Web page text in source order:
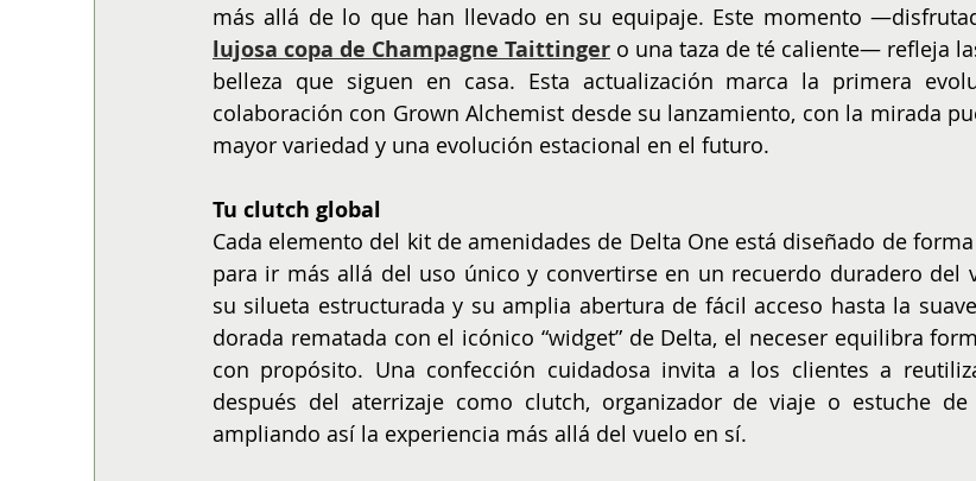
más allá de lo que han llevado en su equipaje. Este momento
lujosa copa de Champagne Taittinger o una taza de té caliente— refleja
belleza que siguen en casa. Esta actualización marca la primera
colaboración con Grown Alchemist desde su lanzamiento, con la mirada
mayor variedad y una evolución estacional en el futuro.
Tu clutch global
Cada elemento del kit de amenidades de Delta One está diseñado de
para ir más allá del uso único y convertirse en un recuerdo duradero del
su silueta estructurada y su amplia abertura de fácil acceso hasta la
dorada rematada con el icónico “widget” de Delta, el neceser equilibra
con propósito. Una confección cuidadosa invita a los clientes a
después del aterrizaje como clutch, organizador de viaje o estuche
ampliando así la experiencia más allá del vuelo en sí.